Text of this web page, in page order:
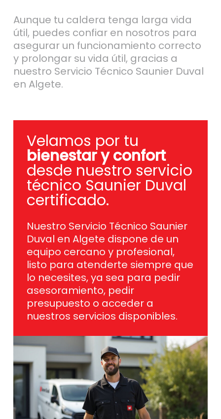
Aunque tu caldera tenga larga vida
útil, puedes confiar en nosotros para
asegurar un funcionamiento correcto
y prolongar su vida útil, gracias a
nuestro Servicio Técnico Saunier Duval
en Algete.
Velamos por tu
bienestar y confort
desde nuestro servicio
técnico Saunier Duval
certificado.
Nuestro Servicio Técnico Saunier
Duval en Algete dispone de un
equipo cercano y profesional,
listo para atenderte siempre que
lo necesites, ya sea para pedir
asesoramiento, pedir
presupuesto o acceder a
nuestros servicios disponibles.